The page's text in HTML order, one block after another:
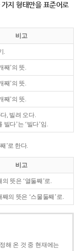
지 형태만을 표준어로
비고
.
째’의 뜻.
째’의 뜻.
째’의 뜻.
, 빌려 오다.
빌다’는 ‘빌다’임.
’로 한다.
비고
뜻은 ‘열둘째’로.
째의 뜻은 ‘스물둘째’로.
해 온 것 중 현재에는